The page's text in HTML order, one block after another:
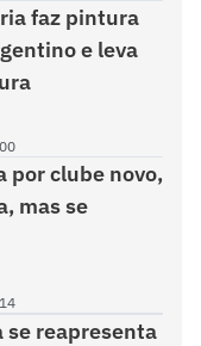
faz pintura
e leva
por clube novo,
mas se
se reapresenta